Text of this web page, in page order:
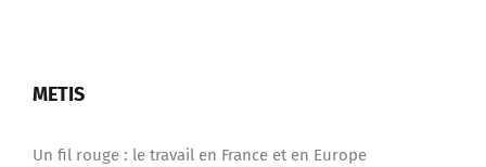
METIS
Un fil rouge : le travail en France et en Europe